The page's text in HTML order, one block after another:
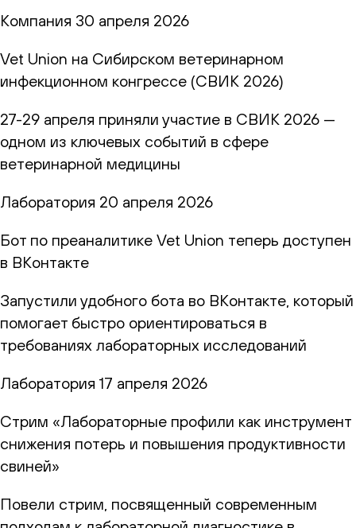
Компания 30 апреля 2026
Vet Union на Сибирском ветеринарном
инфекционном конгрессе (СВИК 2026)
27-29 апреля приняли участие в СВИК 2026 —
одном из ключевых событий в сфере
ветеринарной медицины
Лаборатория 20 апреля 2026
Бот по преаналитике Vet Union теперь доступен
в ВКонтакте
Запустили удобного бота во ВКонтакте, который
помогает быстро ориентироваться в
требованиях лабораторных исследований
Лаборатория 17 апреля 2026
Стрим «Лабораторные профили как инструмент
снижения потерь и повышения продуктивности
свиней»
Повели стрим, посвященный современным